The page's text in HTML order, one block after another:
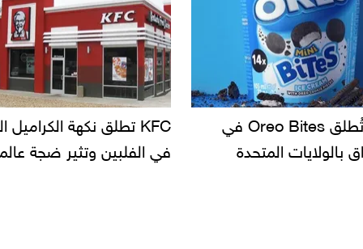
KFC تطلق نكهة الكراميل المملح
وتثير ضجة عالمية
دعوات للتحقيق في أسباب
سحب بعض ألبان